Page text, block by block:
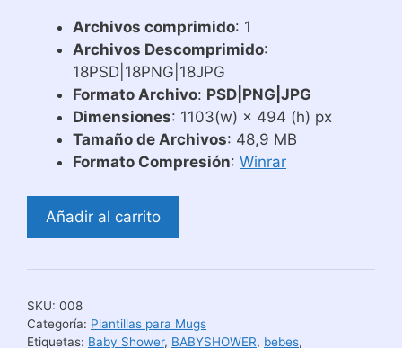
Archivos comprimido: 1
Archivos Descomprimido:
18PSD|18PNG|18JPG
Formato Archivo: PSD|PNG|JPG
Dimensiones: 1103(w) × 494 (h) px
Tamaño de Archivos: 48,9 MB
Formato Compresión: Winrar
Diseños
para
Mugs
cantidad
Añadir al carrito
SKU: 008
Categoría: Plantillas para Mugs
Etiquetas: Baby Shower, BABYSHOWER, bebes,